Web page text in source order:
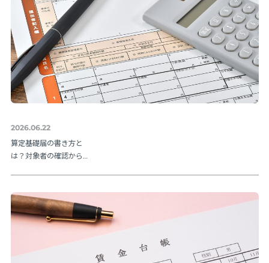
2026.06.22
算定基礎届の書き方と
は？対象者の確認から
版】